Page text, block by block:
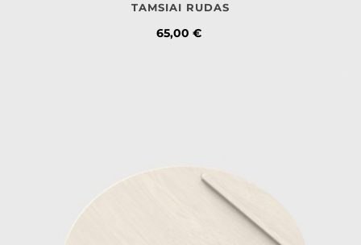
TAMSIAI RUDAS
Kaina
65,00 €